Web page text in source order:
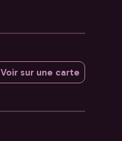
Voir sur une carte